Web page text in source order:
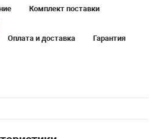
Комплект поставки
Оплата и доставка Гарантия